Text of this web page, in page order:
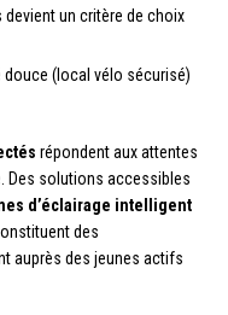
un critère de choix
(local vélo sécurisé)
répondent aux attentes
Des solutions accessibles
d’éclairage intelligent
des
auprès des jeunes actifs